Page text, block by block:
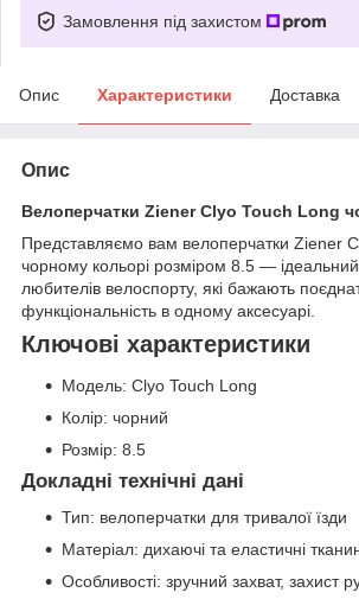
Замовлення під захистом
Опис Характеристики Доставка
Опис
Велоперчатки Ziener Clyo Touch Long
Представляємо вам велоперчатки Ziener
чорному кольорі розміром 8.5 —
любителів велоспорту, які бажають
функціональність в одному аксесуарі.
Ключові характеристики
Модель: Clyo Touch Long
Колір: чорний
Розмір: 8.5
Докладні технічні дані
Тип: велоперчатки для тривалої їзди
Матеріал: дихаючі та еластичні
Особливості: зручний захват, захист